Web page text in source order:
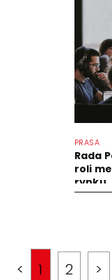
PRASA
Rada
roli
rynku
< 1 2 >